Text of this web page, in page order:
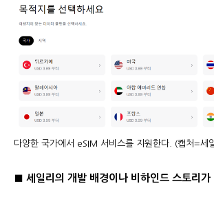
다양한 국가에서 eSIM 서비스를 지원한다. (캡처=세
■ 세일리의 개발 배경이나 비하인드 스토리가